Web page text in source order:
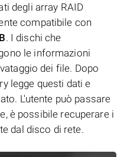
degli array RAID
compatibile con
. I dischi che
le informazioni
dei file. Dopo
legge questi dati e
L'utente può passare
è possibile recuperare i
dal disco di rete.